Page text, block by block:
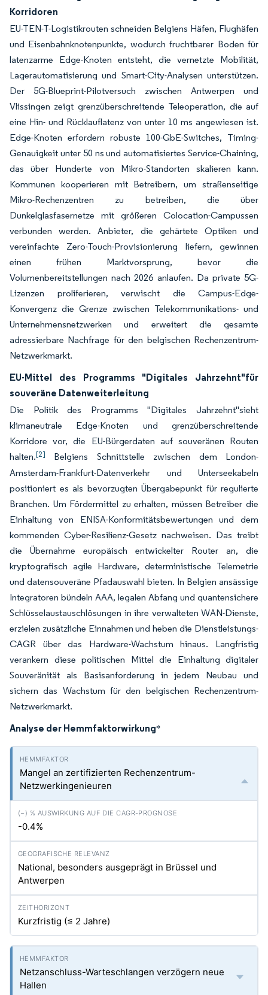
Korridoren
EU-TEN-T-Logistikrouten schneiden Belgiens Häfen, Flughäfen
und Eisenbahnknotenpunkte, wodurch fruchtbarer Boden für
latenzarme Edge-Knoten entsteht, die vernetzte Mobilität,
Lagerautomatisierung und Smart-City-Analysen unterstützen.
Der 5G-Blueprint-Pilotversuch zwischen Antwerpen und
Vlissingen zeigt grenzüberschreitende Teleoperation, die auf
eine Hin- und Rücklauflatenz von unter 10 ms angewiesen ist.
Edge-Knoten erfordern robuste 100-GbE-Switches, Timing-
Genauigkeit unter 50 ns und automatisiertes Service-Chaining,
das über Hunderte von Mikro-Standorten skalieren kann.
Kommunen kooperieren mit Betreibern, um straßenseitige
Mikro-Rechenzentren zu betreiben, die über
Dunkelglasfasernetze mit größeren Colocation-Campussen
verbunden werden. Anbieter, die gehärtete Optiken und
vereinfachte Zero-Touch-Provisionierung liefern, gewinnen
einen frühen Marktvorsprung, bevor die
Volumenbereitstellungen nach 2026 anlaufen. Da private 5G-
Lizenzen proliferieren, verwischt die Campus-Edge-
Konvergenz die Grenze zwischen Telekommunikations- und
Unternehmensnetzwerken und erweitert die gesamte
adressierbare Nachfrage für den belgischen Rechenzentrum-
Netzwerkmarkt.
EU-Mittel des Programms "Digitales Jahrzehnt"für
souveräne Datenweiterleitung
Die Politik des Programms "Digitales Jahrzehnt"sieht
klimaneutrale Edge-Knoten und grenzüberschreitende
Korridore vor, die EU-Bürgerdaten auf souveränen Routen
halten.[2]
Belgiens Schnittstelle zwischen dem London-
Amsterdam-Frankfurt-Datenverkehr und Unterseekabeln
positioniert es als bevorzugten Übergabepunkt für regulierte
Branchen. Um Fördermittel zu erhalten, müssen Betreiber die
Einhaltung von ENISA-Konformitätsbewertungen und dem
kommenden Cyber-Resilienz-Gesetz nachweisen. Das treibt
die Übernahme europäisch entwickelter Router an, die
kryptografisch agile Hardware, deterministische Telemetrie
und datensouveräne Pfadauswahl bieten. In Belgien ansässige
Integratoren bündeln AAA, legalen Abfang und quantensichere
Schlüsselaustauschlösungen in ihre verwalteten WAN-Dienste,
erzielen zusätzliche Einnahmen und heben die Dienstleistungs-
CAGR über das Hardware-Wachstum hinaus. Langfristig
verankern diese politischen Mittel die Einhaltung digitaler
Souveränität als Basisanforderung in jedem Neubau und
sichern das Wachstum für den belgischen Rechenzentrum-
Netzwerkmarkt.
Analyse der Hemmfaktorwirkung*
Mangel an zertifizierten Rechenzentrum-
Netzwerkingenieuren
-0.4%
National, besonders ausgeprägt in Brüssel und
Antwerpen
Kurzfristig (≤ 2 Jahre)
Netzanschluss-Warteschlangen verzögern neue
Hallen